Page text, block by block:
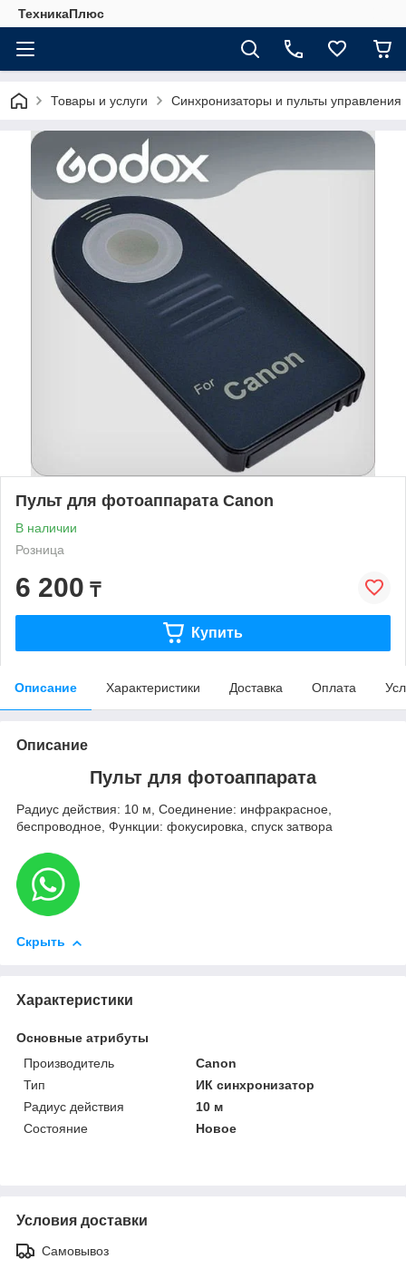
ТехникаПлюс
Товары и услуги Синхронизаторы и пульты управления
Пульт для фотоаппарата Canon
В наличии
Розница
6 200 ₸
Купить
Описание Характеристики Доставка Оплата
Описание
Пульт для фотоаппарата
Радиус действия: 10 м, Соединение: инфракрасное,
беспроводное, Функции: фокусировка, спуск затвора
Скрыть
Характеристики
Основные атрибуты
Производитель
Canon
Тип
ИК синхронизатор
Радиус действия
10 м
Состояние
Новое
Условия доставки
Самовывоз